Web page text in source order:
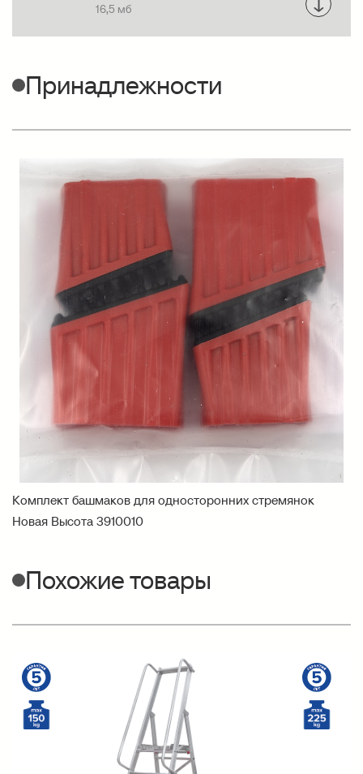
16,5 мб
Принадлежности
Комплект башмаков для односторонних стремянок
Новая Высота 3910010
Похожие товары